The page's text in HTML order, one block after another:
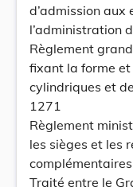
d’admission aux
l’administration
Règlement
fixant la forme
cylindriques et
1271
Règlement
les sièges et les
Traité entre le